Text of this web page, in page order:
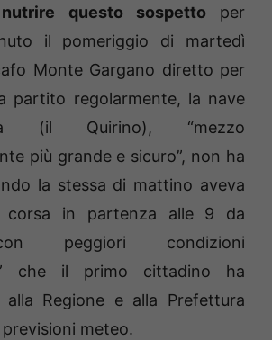
questo sospettoper
il pomeriggio di martedì
Monte Gargano diretto per
partito regolarmente, la nave
(il Quirino), “mezzo
più grande e sicuro”, non ha
la stessa di mattino aveva
corsa in partenza alle 9 da
peggiori condizioni
che il primo cittadino ha
alla Regione e alla Prefettura
meteo.